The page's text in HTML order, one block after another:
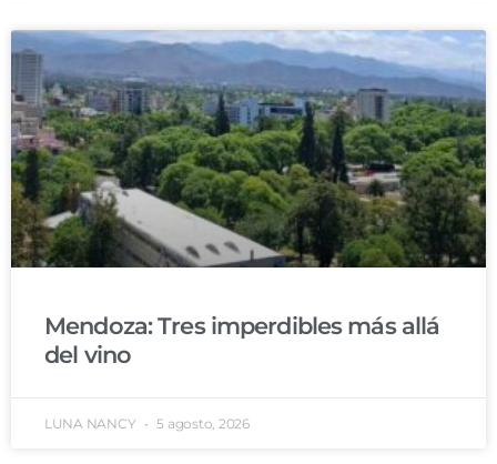
Mendoza: Tres imperdibles más allá
del vino
LUNA NANCY 5 agosto, 2026